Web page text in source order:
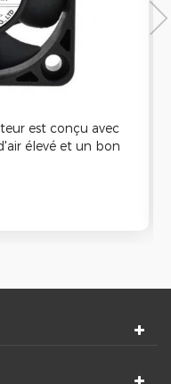
est conçu avec
élevé et un bon